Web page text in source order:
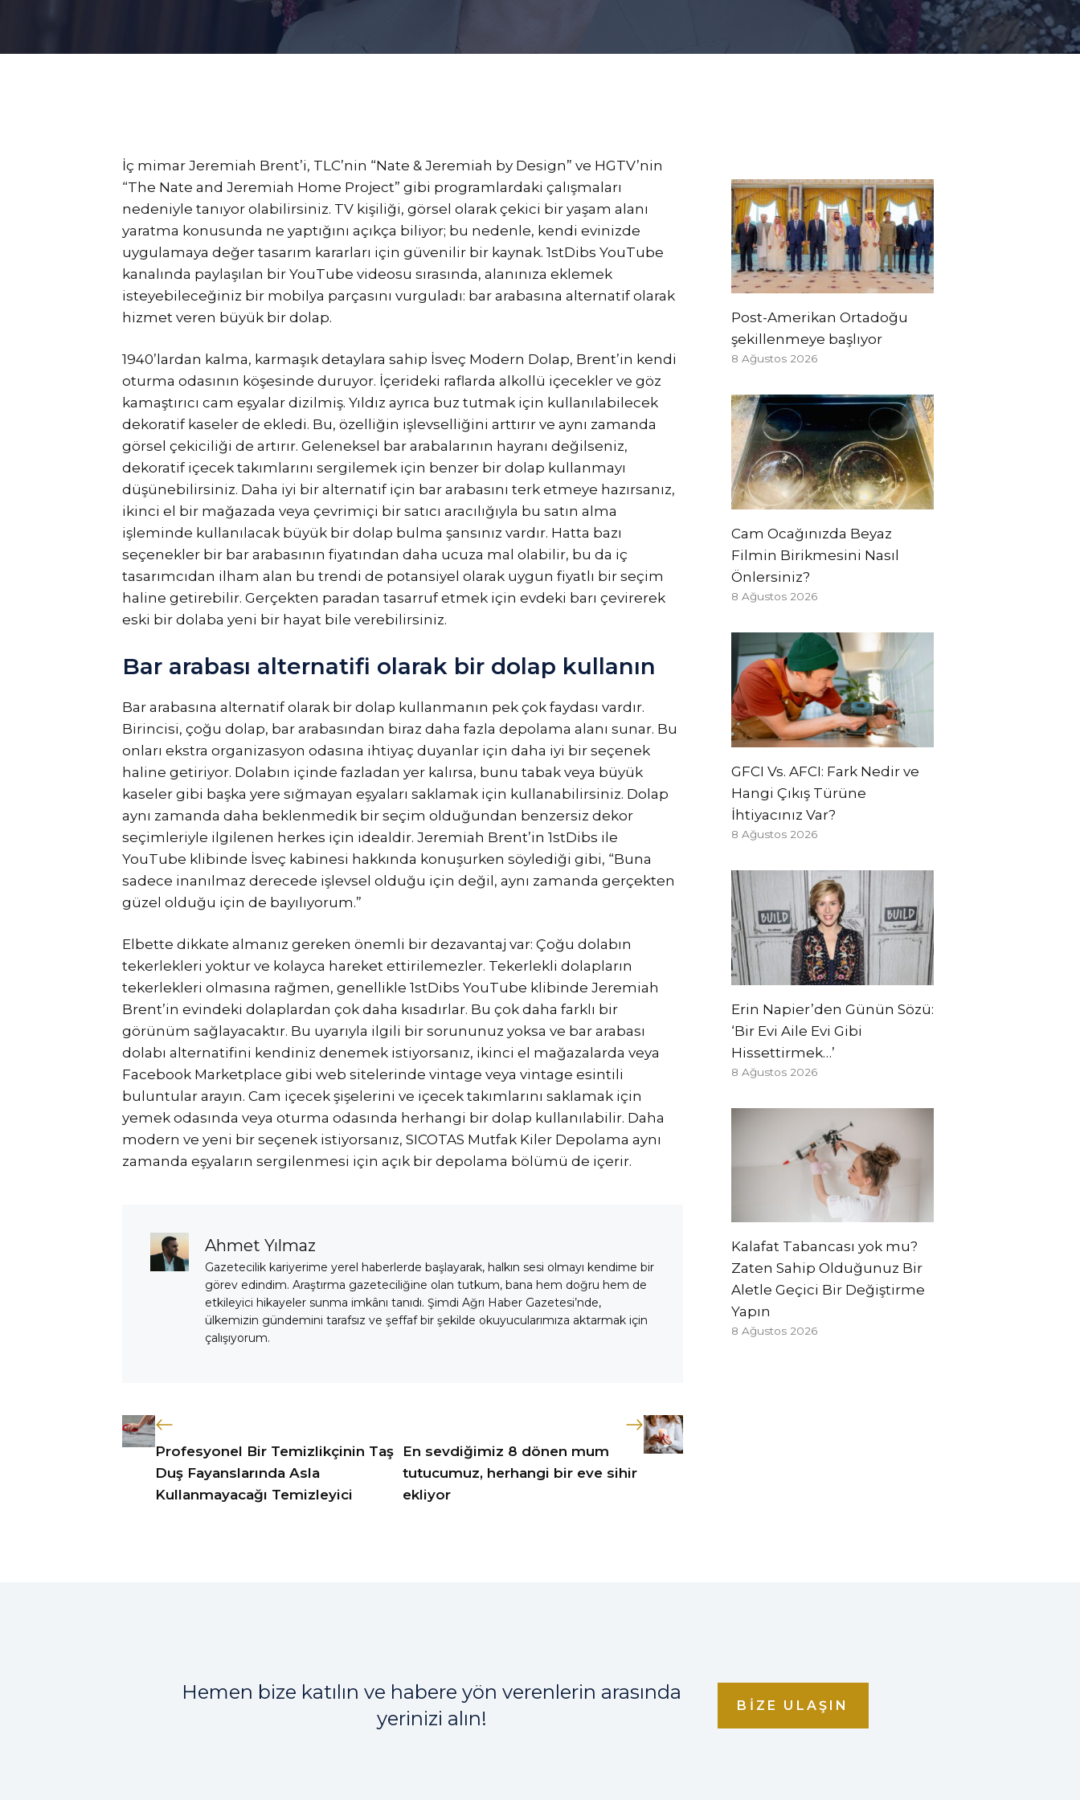
İç mimar Jeremiah Brent’i, TLC’nin “Nate & Jeremiah by Design” ve HGTV’nin
“The Nate and Jeremiah Home Project” gibi programlardaki çalışmaları
nedeniyle tanıyor olabilirsiniz. TV kişiliği, görsel olarak çekici bir yaşam alanı
yaratma konusunda ne yaptığını açıkça biliyor; bu nedenle, kendi evinizde
uygulamaya değer tasarım kararları için güvenilir bir kaynak. 1stDibs YouTube
kanalında paylaşılan bir YouTube videosu sırasında, alanınıza eklemek
isteyebileceğiniz bir mobilya parçasını vurguladı: bar arabasına alternatif olarak
hizmet veren büyük bir dolap.
1940’lardan kalma, karmaşık detaylara sahip İsveç Modern Dolap, Brent’in kendi
oturma odasının köşesinde duruyor. İçerideki raflarda alkollü içecekler ve göz
kamaştırıcı cam eşyalar dizilmiş. Yıldız ayrıca buz tutmak için kullanılabilecek
dekoratif kaseler de ekledi. Bu, özelliğin işlevselliğini arttırır ve aynı zamanda
görsel çekiciliği de artırır. Geleneksel bar arabalarının hayranı değilseniz,
dekoratif içecek takımlarını sergilemek için benzer bir dolap kullanmayı
düşünebilirsiniz. Daha iyi bir alternatif için bar arabasını terk etmeye hazırsanız,
ikinci el bir mağazada veya çevrimiçi bir satıcı aracılığıyla bu satın alma
işleminde kullanılacak büyük bir dolap bulma şansınız vardır. Hatta bazı
seçenekler bir bar arabasının fiyatından daha ucuza mal olabilir, bu da iç
tasarımcıdan ilham alan bu trendi de potansiyel olarak uygun fiyatlı bir seçim
haline getirebilir. Gerçekten paradan tasarruf etmek için evdeki barı çevirerek
eski bir dolaba yeni bir hayat bile verebilirsiniz.
Bar arabası alternatifi olarak bir dolap kullanın
Bar arabasına alternatif olarak bir dolap kullanmanın pek çok faydası vardır.
Birincisi, çoğu dolap, bar arabasından biraz daha fazla depolama alanı sunar. Bu
onları ekstra organizasyon odasına ihtiyaç duyanlar için daha iyi bir seçenek
haline getiriyor. Dolabın içinde fazladan yer kalırsa, bunu tabak veya büyük
kaseler gibi başka yere sığmayan eşyaları saklamak için kullanabilirsiniz. Dolap
aynı zamanda daha beklenmedik bir seçim olduğundan benzersiz dekor
seçimleriyle ilgilenen herkes için idealdir. Jeremiah Brent’in 1stDibs ile
YouTube klibinde İsveç kabinesi hakkında konuşurken söylediği gibi, “Buna
sadece inanılmaz derecede işlevsel olduğu için değil, aynı zamanda gerçekten
güzel olduğu için de bayılıyorum.”
Elbette dikkate almanız gereken önemli bir dezavantaj var: Çoğu dolabın
tekerlekleri yoktur ve kolayca hareket ettirilemezler. Tekerlekli dolapların
tekerlekleri olmasına rağmen, genellikle 1stDibs YouTube klibinde Jeremiah
Brent’in evindeki dolaplardan çok daha kısadırlar. Bu çok daha farklı bir
görünüm sağlayacaktır. Bu uyarıyla ilgili bir sorununuz yoksa ve bar arabası
dolabı alternatifini kendiniz denemek istiyorsanız, ikinci el mağazalarda veya
Facebook Marketplace gibi web sitelerinde vintage veya vintage esintili
buluntular arayın. Cam içecek şişelerini ve içecek takımlarını saklamak için
yemek odasında veya oturma odasında herhangi bir dolap kullanılabilir. Daha
modern ve yeni bir seçenek istiyorsanız, SICOTAS Mutfak Kiler Depolama aynı
zamanda eşyaların sergilenmesi için açık bir depolama bölümü de içerir.
Ahmet Yılmaz
Gazetecilik kariyerime yerel haberlerde başlayarak, halkın sesi olmayı kendime bir
görev edindim. Araştırma gazeteciliğine olan tutkum, bana hem doğru hem de
etkileyici hikayeler sunma imkânı tanıdı. Şimdi Ağrı Haber Gazetesi’nde,
ülkemizin gündemini tarafsız ve şeffaf bir şekilde okuyucularımıza aktarmak için
çalışıyorum.
Profesyonel Bir Temizlikçinin Taş
Duş Fayanslarında Asla
Kullanmayacağı Temizleyici
En sevdiğimiz 8 dönen mum
tutucumuz, herhangi bir eve sihir
ekliyor
Post-Amerikan Ortadoğu
şekillenmeye başlıyor
8 Ağustos 2026
Cam Ocağınızda Beyaz
Filmin Birikmesini Nasıl
Önlersiniz?
8 Ağustos 2026
GFCI Vs. AFCI: Fark Nedir ve
Hangi Çıkış Türüne
İhtiyacınız Var?
8 Ağustos 2026
Erin Napier’den Günün Sözü:
‘Bir Evi Aile Evi Gibi
Hissettirmek…’
8 Ağustos 2026
Kalafat Tabancası yok mu?
Zaten Sahip Olduğunuz Bir
Aletle Geçici Bir Değiştirme
Yapın
8 Ağustos 2026
Hemen bize katılın ve habere yön verenlerin arasında
yerinizi alın!
BIZE ULAŞIN